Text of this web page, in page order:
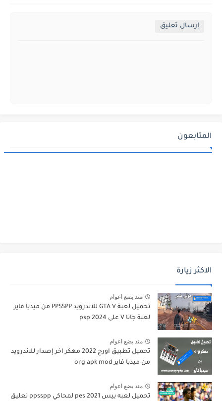
إرسال تعليق
المتابعون
الاكثر زيارة
منذ بضع اعوام
تحميل لعبة GTA V للاندرويد PPSSPP من ميديا فاير
لعبة جاتا V على psp 2024
منذ بضع اعوام
تحميل تطبيق اورج 2022 مهكر اخر إصدار للاندرويد
من ميديا فاير org apk mod
منذ بضع اعوام
تحميل لعبه بيس pes 2021 لمحاكي ppsspp تعليق